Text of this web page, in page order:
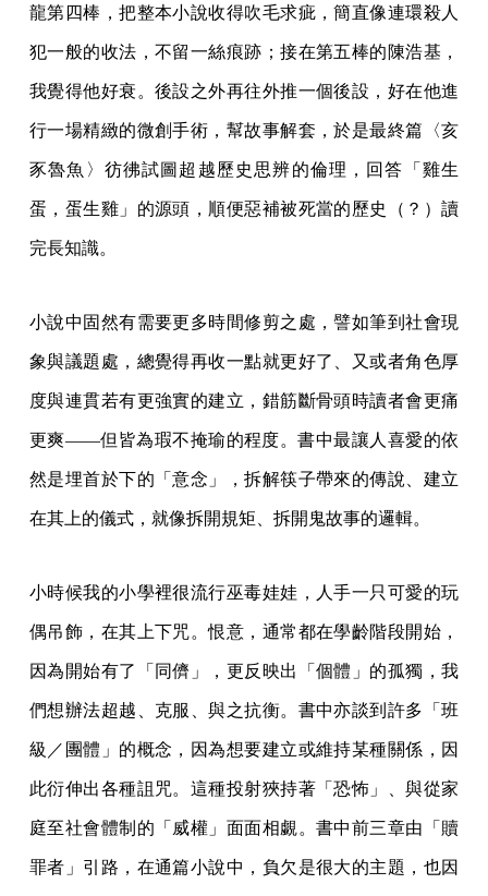
龍第四棒，把整本小說收得吹毛求疵，簡直像連環殺人
犯一般的收法，不留一絲痕跡；接在第五棒的陳浩基，
我覺得他好衰。後設之外再往外推一個後設，好在他進
行一場精緻的微創手術，幫故事解套，於是最終篇〈亥
豕魯魚〉彷彿試圖超越歷史思辨的倫理，回答「雞生
蛋，蛋生雞」的源頭，順便惡補被死當的歷史（？）讀
完長知識。
小說中固然有需要更多時間修剪之處，譬如筆到社會現
象與議題處，總覺得再收一點就更好了、又或者角色厚
度與連貫若有更強實的建立，錯筋斷骨頭時讀者會更痛
更爽——但皆為瑕不掩瑜的程度。書中最讓人喜愛的依
然是埋首於下的「意念」，拆解筷子帶來的傳說、建立
在其上的儀式，就像拆開規矩、拆開鬼故事的邏輯。
小時候我的小學裡很流行巫毒娃娃，人手一只可愛的玩
偶吊飾，在其上下咒。恨意，通常都在學齡階段開始，
因為開始有了「同儕」，更反映出「個體」的孤獨，我
們想辦法超越、克服、與之抗衡。書中亦談到許多「班
級／團體」的概念，因為想要建立或維持某種關係，因
此衍伸出各種詛咒。這種投射狹持著「恐怖」、與從家
庭至社會體制的「威權」面面相覷。書中前三章由「贖
罪者」引路，在通篇小說中，負欠是很大的主題，也因